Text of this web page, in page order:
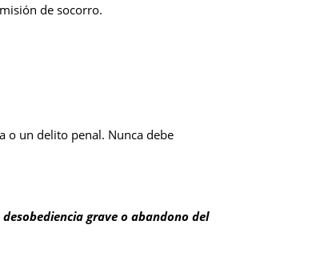
de socorro.
o un delito penal. Nunca debe
grave o abandono del